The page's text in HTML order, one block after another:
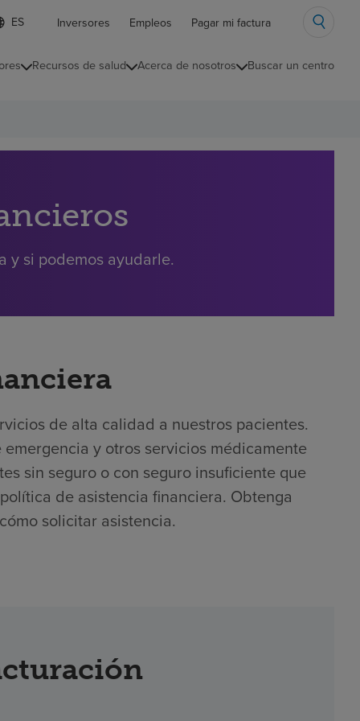
Inversores Empleos Pagar mi factura
Recursos de salud Acerca de nosotros Buscar un centro
y si podemos ayudarle.
de alta calidad a nuestros pacientes.
y otros servicios médicamente
sin seguro o con seguro insuficiente que
de asistencia financiera. Obtenga
solicitar asistencia.